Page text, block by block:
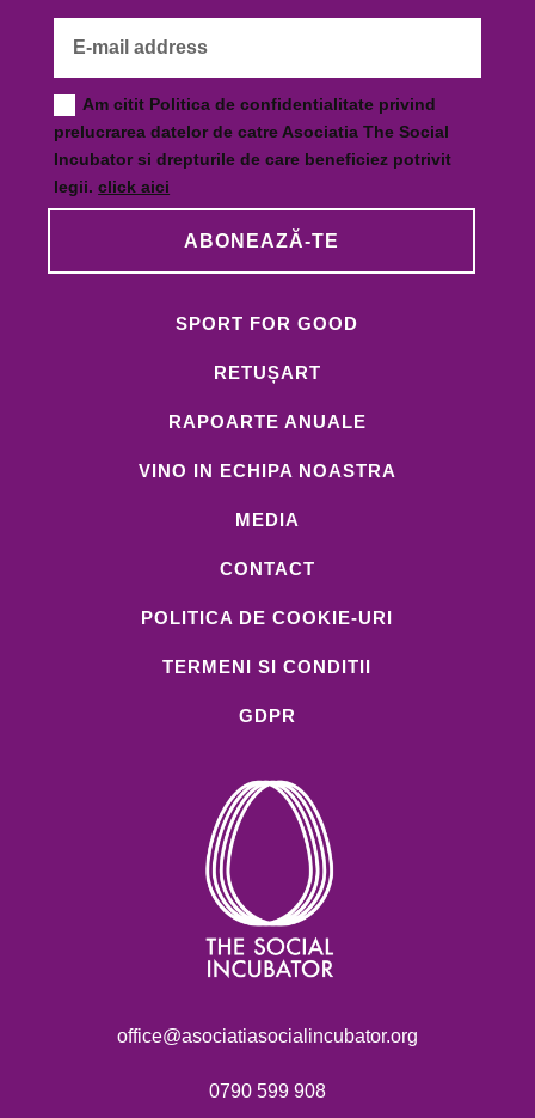
Am citit Politica de confidentialitate privind
prelucrarea datelor de catre Asociatia The Social
Incubator si drepturile de care beneficiez potrivit
legii.click aici
ABONEAZĂ-TE
SPORT FOR GOOD
RETUȘART
RAPOARTE ANUALE
VINO IN ECHIPA NOASTRA
MEDIA
CONTACT
POLITICA DE COOKIE-URI
TERMENI SI CONDITII
GDPR
office@asociatiasocialincubator.org
0790 599 908